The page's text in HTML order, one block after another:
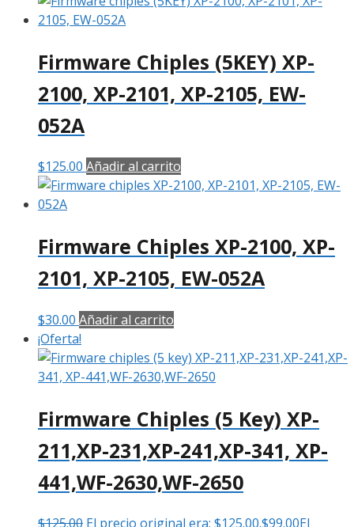
Firmware Chiples (5KEY) XP-
2100, XP-2101, XP-2105, EW-
052A
$125.00 Añadir al carrito
Firmware Chiples XP-2100, XP-
2101, XP-2105, EW-052A
$30.00 Añadir al carrito
¡Oferta!
Firmware Chiples (5 Key) XP-
211,XP-231,XP-241,XP-341, XP-
441,WF-2630,WF-2650
$125.00 El precio original era: $125.00.$99.00El